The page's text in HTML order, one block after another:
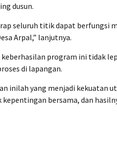
dusun.
seluruh titik dapat berfungsi
Arpal,” lanjutnya.
program ini tidak
di lapangan.
inilah yang menjadi kekuatan
kepentingan bersama, dan